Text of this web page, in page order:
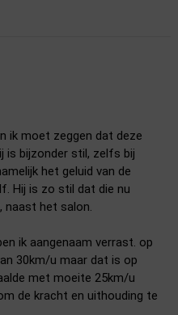
ik moet zeggen dat deze
is bijzonder stil, zelfs bij
het geluid van de
Hij is zo stil dat die nu
naast het salon.
ik aangenaam verrast. op
30km/u maar dat is op
met moeite 25km/u
de kracht en uithouding te